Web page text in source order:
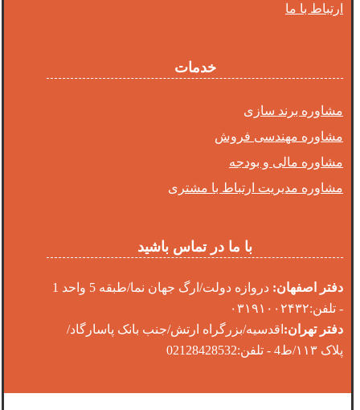
ارتباط با ما
خدمات
مشاوره برند سازی
مشاوره مهندسی فروش
مشاوره مالی و بودجه
مشاوره مدیریت ارتباط با مشتری
با ما در تماس باشید
دفتر اصفهان:
دروازه دولت/ارگ جهان نما/طبقه 5 واحد 1
- تلفن:۰۳۱۹۱۰۰۲۴۳۲
دفتر تهران: اقدسیه/بزرگراه ارتش/جنب بانک پاسارگاد/
پلاک ۱۱۳/ط4 - تلفن:02128428532